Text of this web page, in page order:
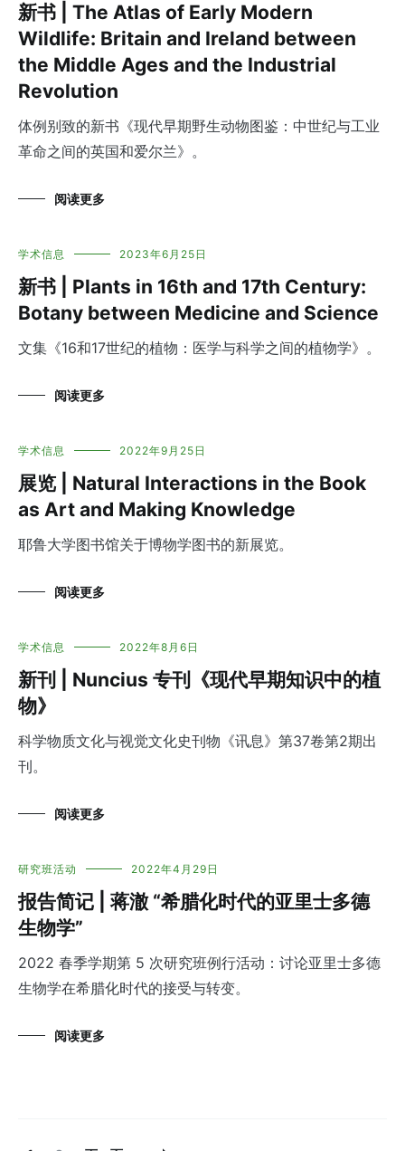
新书 | The Atlas of Early Modern
Wildlife: Britain and Ireland between
the Middle Ages and the Industrial
Revolution
体例别致的新书《现代早期野生动物图鉴：中世纪与工业
革命之间的英国和爱尔兰》。
阅读更多
学术信息 2023年6月25日
新书 | Plants in 16th and 17th Century:
Botany between Medicine and Science
文集《16和17世纪的植物：医学与科学之间的植物学》。
阅读更多
学术信息 2022年9月25日
展览 | Natural Interactions in the Book
as Art and Making Knowledge
耶鲁大学图书馆关于博物学图书的新展览。
阅读更多
学术信息 2022年8月6日
新刊 | Nuncius 专刊《现代早期知识中的植
物》
科学物质文化与视觉文化史刊物《讯息》第37卷第2期出
刊。
阅读更多
研究班活动 2022年4月29日
报告简记 | 蒋澈 “希腊化时代的亚里士多德
生物学”
2022 春季学期第 5 次研究班例行活动：讨论亚里士多德
生物学在希腊化时代的接受与转变。
阅读更多